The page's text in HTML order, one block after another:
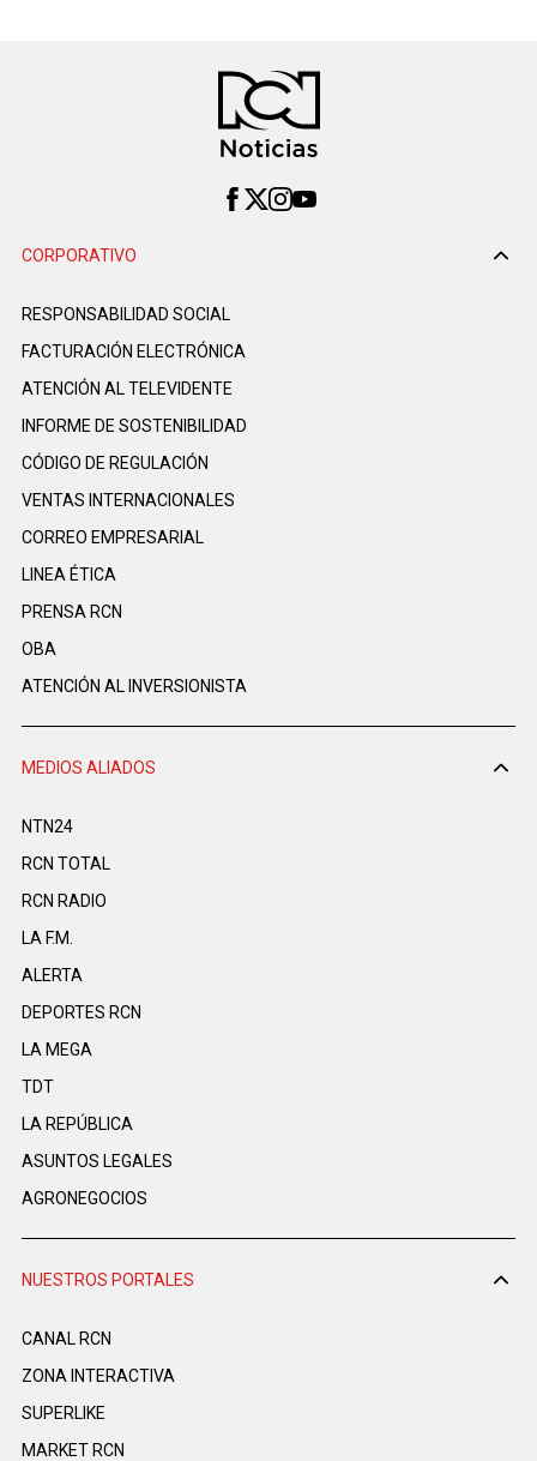
CORPORATIVO
RESPONSABILIDAD SOCIAL
FACTURACIÓN ELECTRÓNICA
ATENCIÓN AL TELEVIDENTE
INFORME DE SOSTENIBILIDAD
CÓDIGO DE REGULACIÓN
VENTAS INTERNACIONALES
CORREO EMPRESARIAL
LINEA ÉTICA
PRENSA RCN
OBA
ATENCIÓN AL INVERSIONISTA
MEDIOS ALIADOS
NTN24
RCN TOTAL
RCN RADIO
LA F.M.
ALERTA
DEPORTES RCN
LA MEGA
TDT
LA REPÚBLICA
ASUNTOS LEGALES
AGRONEGOCIOS
NUESTROS PORTALES
CANAL RCN
ZONA INTERACTIVA
SUPERLIKE
MARKET RCN